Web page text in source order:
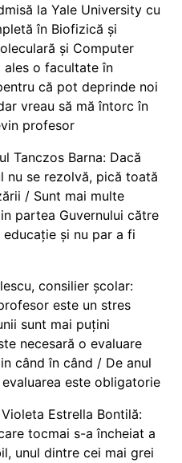
la Yale University cu
în Biofizică și
și Computer
ales o facultate în
că pot deprinde noi
vreau să mă întorc în
profesor
Tanczos Barna: Dacă
nu se rezolvă, pică toată
/ Sunt mai multe
partea Guvernului către
și nu par a fi
consilier școlar:
este un stres
sunt mai puțini
necesară o evaluare
când în când / De anul
este obligatorie
Estrella Bontilă:
tocmai s-a încheiat a
unul dintre cei mai grei